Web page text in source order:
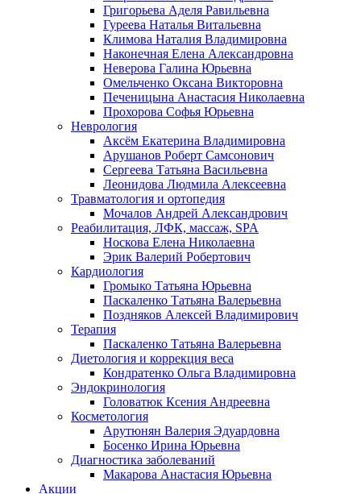
Григорьева Аделя Равильевна
Гуреева Наталья Витальевна
Климова Наталия Владимировна
Наконечная Елена Александровна
Неверова Галина Юрьевна
Омельченко Оксана Викторовна
Печеницына Анастасия Николаевна
Прохорова Софья Юрьевна
Неврология
Аксём Екатерина Владимировна
Арушанов Роберт Самсонович
Сергеева Татьяна Васильевна
Леонидова Людмила Алексеевна
Травматология и ортопедия
Мочалов Андрей Александрович
Реабилитация, ЛФК, массаж, SPA
Носкова Елена Николаевна
Эрик Валерий Робертович
Кардиология
Громыко Татьяна Юрьевна
Паскаленко Татьяна Валерьевна
Поздняков Алексей Владимирович
Терапия
Паскаленко Татьяна Валерьевна
Диетология и коррекция веса
Кондратенко Ольга Владимировна
Эндокринология
Головатюк Ксения Андреевна
Косметология
Арутюнян Валерия Эдуардовна
Босенко Ирина Юрьевна
Диагностика заболеваний
Макарова Анастасия Юрьевна
Акции